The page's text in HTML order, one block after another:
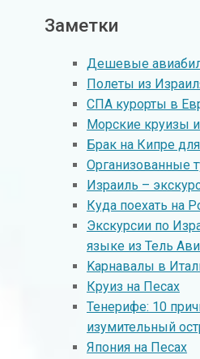
Заметки
Дешевые
Полеты из
СПА курорты в
Морские круизы
Брак на Кипре
Организованные
Израиль –
Куда поехать на
Экскурсии по
языке из Тель
Kарнавалы в
Круиз на Песах
Тенерифе: 10
изумительный
Япония на Песах